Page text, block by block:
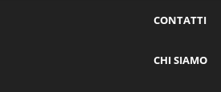
CONTATTI
CHI SIAMO